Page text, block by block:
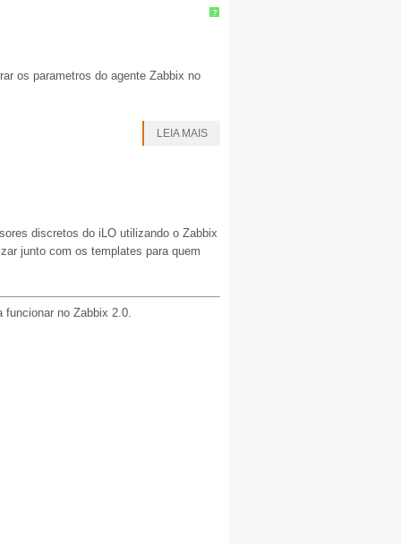
?
os parametros do agente Zabbix no
LEIA MAIS
discretos do iLO utilizando o Zabbix
junto com os templates para quem
no Zabbix 2.0.